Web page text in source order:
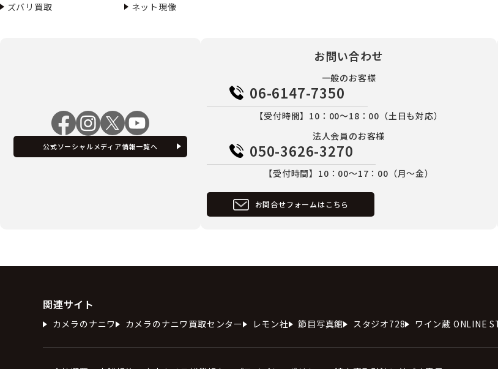
ズバリ買取 ネット現像
公式ソーシャルメディア情報一覧へ
お問い合わせ
一般のお客様
06-6147-7350
【受付時間】10：00～18：00（土日も対応）
法人会員のお客様
050-3626-3270
【受付時間】10：00～17：00（月～金）
お問合せフォームはこちら
関連サイト
カメラのナニワ カメラのナニワ買取センター レモン社 節目写真館 スタジオ728 ワイン蔵 ONLINE